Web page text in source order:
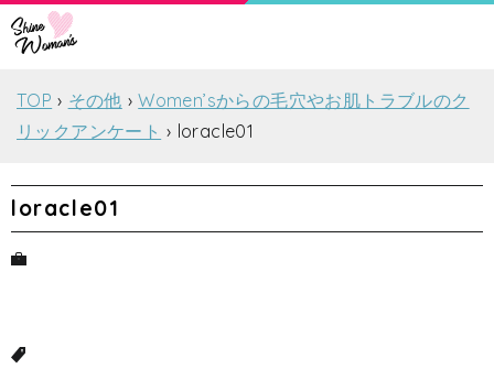
TOP その他
Women’sからの毛穴やお肌トラブルのク
リックアンケート
loracle01
loracle01